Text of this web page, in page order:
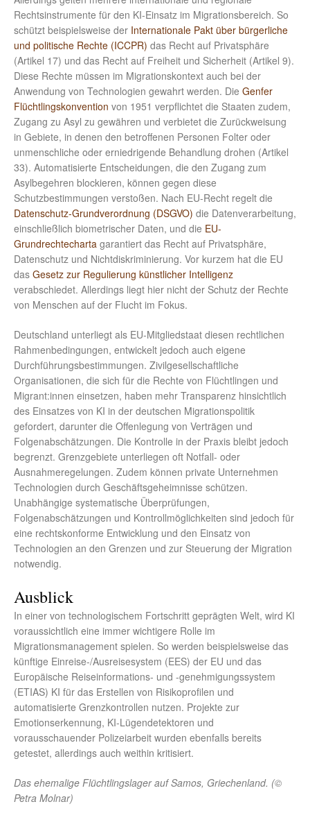
Rechtsinstrumente für den KI-Einsatz im Migrationsbereich. So
schützt beispielsweise der Internationale Pakt über bürgerliche
und politische Rechte (ICCPR) das Recht auf Privatsphäre
(Artikel 17) und das Recht auf Freiheit und Sicherheit (Artikel 9).
Diese Rechte müssen im Migrationskontext auch bei der
Anwendung von Technologien gewahrt werden. Die Genfer
Flüchtlingskonvention von 1951 verpflichtet die Staaten zudem,
Zugang zu Asyl zu gewähren und verbietet die Zurückweisung
in Gebiete, in denen den betroffenen Personen Folter oder
unmenschliche oder erniedrigende Behandlung drohen (Artikel
33). Automatisierte Entscheidungen, die den Zugang zum
Asylbegehren blockieren, können gegen diese
Schutzbestimmungen verstoßen. Nach EU-Recht regelt die
Datenschutz-Grundverordnung (DSGVO) die Datenverarbeitung,
einschließlich biometrischer Daten, und die EU-
Grundrechtecharta garantiert das Recht auf Privatsphäre,
Datenschutz und Nichtdiskriminierung. Vor kurzem hat die EU
das Gesetz zur Regulierung künstlicher Intelligenz
verabschiedet. Allerdings liegt hier nicht der Schutz der Rechte
von Menschen auf der Flucht im Fokus.
Deutschland unterliegt als EU-Mitgliedstaat diesen rechtlichen
Rahmenbedingungen, entwickelt jedoch auch eigene
Durchführungsbestimmungen. Zivilgesellschaftliche
Organisationen, die sich für die Rechte von Flüchtlingen und
Migrant:innen einsetzen, haben mehr Transparenz hinsichtlich
des Einsatzes von KI in der deutschen Migrationspolitik
gefordert, darunter die Offenlegung von Verträgen und
Folgenabschätzungen. Die Kontrolle in der Praxis bleibt jedoch
begrenzt. Grenzgebiete unterliegen oft Notfall- oder
Ausnahmeregelungen. Zudem können private Unternehmen
Technologien durch Geschäftsgeheimnisse schützen.
Unabhängige systematische Überprüfungen,
Folgenabschätzungen und Kontrollmöglichkeiten sind jedoch für
eine rechtskonforme Entwicklung und den Einsatz von
Technologien an den Grenzen und zur Steuerung der Migration
notwendig.
Ausblick
In einer von technologischem Fortschritt geprägten Welt, wird KI
voraussichtlich eine immer wichtigere Rolle im
Migrationsmanagement spielen. So werden beispielsweise das
künftige Einreise-/Ausreisesystem (EES) der EU und das
Europäische Reiseinformations- und -genehmigungssystem
(ETIAS) KI für das Erstellen von Risikoprofilen und
automatisierte Grenzkontrollen nutzen. Projekte zur
Emotionserkennung, KI-Lügendetektoren und
vorausschauender Polizeiarbeit wurden ebenfalls bereits
getestet, allerdings auch weithin kritisiert.
Das ehemalige Flüchtlingslager auf Samos, Griechenland. (©
Petra Molnar)